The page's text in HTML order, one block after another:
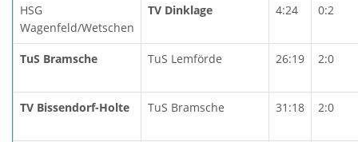
HSG
Wagenfeld/Wetschen
TV Dinklage 4:24 0:2
TuS Bramsche TuS Lemförde 26:19 2:0
TV Bissendorf-Holte TuS Bramsche 31:18 2:0